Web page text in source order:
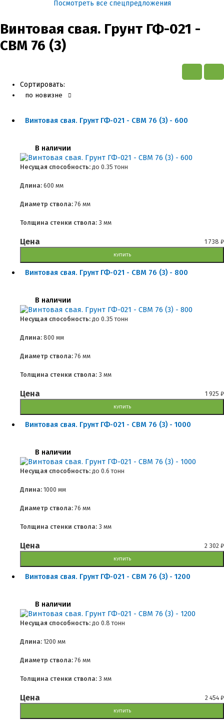
Посмотреть все спецпредложения
Винтовая свая. Грунт ГФ-021 -
СВМ 76 (3)
Сортировать:
по новизне
Винтовая свая. Грунт ГФ-021 - СВМ 76 (3) - 600
В наличии
Несущая способность: до 0.35 тонн
Длина: 600 мм
Диаметр ствола: 76 мм
Толщина стенки ствола: 3 мм
Цена 1 738 ₽
КУПИТЬ
Винтовая свая. Грунт ГФ-021 - СВМ 76 (3) - 800
В наличии
Несущая способность: до 0.35 тонн
Длина: 800 мм
Диаметр ствола: 76 мм
Толщина стенки ствола: 3 мм
Цена 1 925 ₽
КУПИТЬ
Винтовая свая. Грунт ГФ-021 - СВМ 76 (3) - 1000
В наличии
Несущая способность: до 0.6 тонн
Длина: 1000 мм
Диаметр ствола: 76 мм
Толщина стенки ствола: 3 мм
Цена 2 302 ₽
КУПИТЬ
Винтовая свая. Грунт ГФ-021 - СВМ 76 (3) - 1200
В наличии
Несущая способность: до 0.8 тонн
Длина: 1200 мм
Диаметр ствола: 76 мм
Толщина стенки ствола: 3 мм
Цена 2 454 ₽
КУПИТЬ